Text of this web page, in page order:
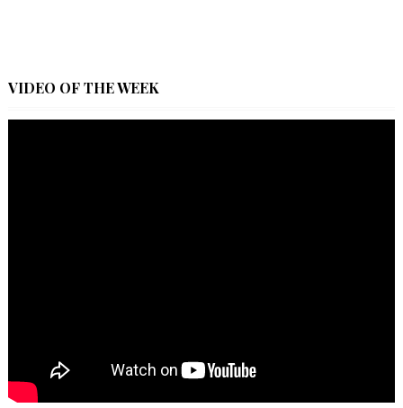
VIDEO OF THE WEEK